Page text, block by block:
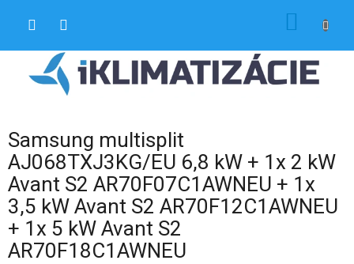
Samsung multisplit
AJ068TXJ3KG/EU 6,8 kW + 1x 2 kW
Avant S2 AR70F07C1AWNEU + 1x
3,5 kW Avant S2 AR70F12C1AWNEU
+ 1x 5 kW Avant S2
AR70F18C1AWNEU